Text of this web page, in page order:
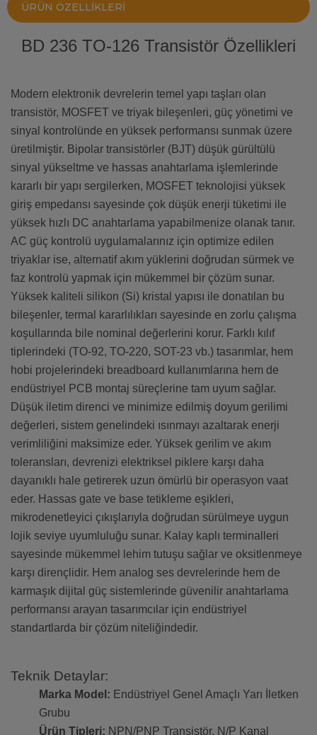
ÜRÜN ÖZELLIKLERI
BD 236 TO-126 Transistör Özellikleri
Modern elektronik devrelerin temel yapı taşları olan
transistör, MOSFET ve triyak bileşenleri, güç yönetimi ve
sinyal kontrolünde en yüksek performansı sunmak üzere
üretilmiştir. Bipolar transistörler (BJT) düşük gürültülü
sinyal yükseltme ve hassas anahtarlama işlemlerinde
kararlı bir yapı sergilerken, MOSFET teknolojisi yüksek
giriş empedansı sayesinde çok düşük enerji tüketimi ile
yüksek hızlı DC anahtarlama yapabilmenize olanak tanır.
AC güç kontrolü uygulamalarınız için optimize edilen
triyaklar ise, alternatif akım yüklerini doğrudan sürmek ve
faz kontrolü yapmak için mükemmel bir çözüm sunar.
Yüksek kaliteli silikon (Si) kristal yapısı ile donatılan bu
bileşenler, termal kararlılıkları sayesinde en zorlu çalışma
koşullarında bile nominal değerlerini korur. Farklı kılıf
tiplerindeki (TO-92, TO-220, SOT-23 vb.) tasarımlar, hem
hobi projelerindeki breadboard kullanımlarına hem de
endüstriyel PCB montaj süreçlerine tam uyum sağlar.
Düşük iletim direnci ve minimize edilmiş doyum gerilimi
değerleri, sistem genelindeki ısınmayı azaltarak enerji
verimliliğini maksimize eder. Yüksek gerilim ve akım
toleransları, devrenizi elektriksel piklere karşı daha
dayanıklı hale getirerek uzun ömürlü bir operasyon vaat
eder. Hassas gate ve base tetikleme eşikleri,
mikrodenetleyici çıkışlarıyla doğrudan sürülmeye uygun
lojik seviye uyumluluğu sunar. Kalay kaplı terminalleri
sayesinde mükemmel lehim tutuşu sağlar ve oksitlenmeye
karşı dirençlidir. Hem analog ses devrelerinde hem de
karmaşık dijital güç sistemlerinde güvenilir anahtarlama
performansı arayan tasarımcılar için endüstriyel
standartlarda bir çözüm niteliğindedir.
Teknik Detaylar:
Marka Model: Endüstriyel Genel Amaçlı Yarı İletken
Grubu
Ürün Tipleri: NPN/PNP Transistör, N/P Kanal